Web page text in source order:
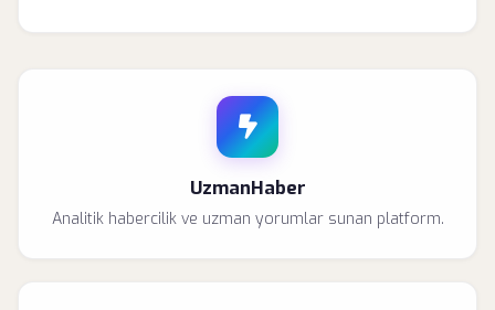
UzmanHaber
Analitik habercilik ve uzman yorumlar sunan platform.